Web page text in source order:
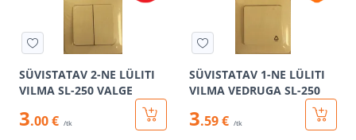
SÜVISTATAV 2-NE LÜLITI
VILMA SL-250 VALGE
3.00 € /tk
SÜVISTATAV 1-NE LÜLITI
VILMA VEDRUGA SL-250
3.59 € /tk